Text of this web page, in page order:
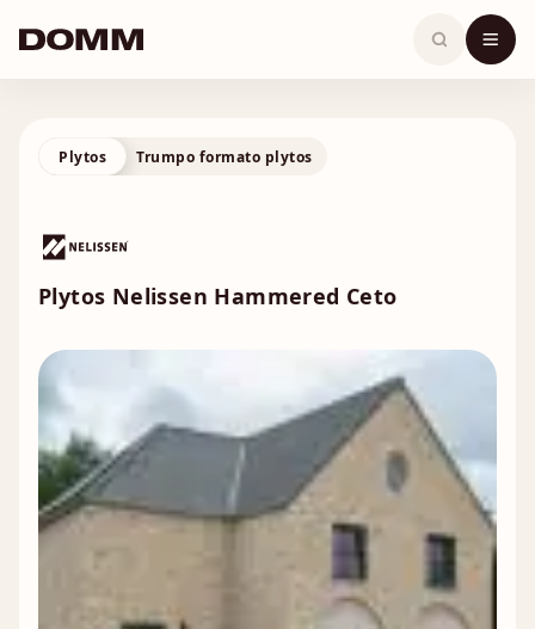
content
Plytos Trumpo formato plytos
Plytos Nelissen Hammered Ceto